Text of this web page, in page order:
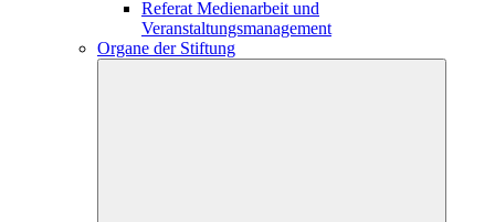
Referat Medienarbeit und
Veranstaltungsmanagement
Organe der Stiftung